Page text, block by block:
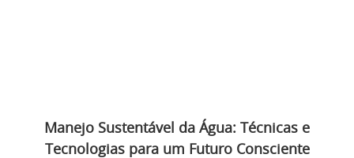
Manejo Sustentável da Água: Técnicas e
Tecnologias para um Futuro Consciente